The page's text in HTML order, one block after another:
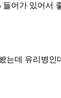
들어가 있어서
는데 유리병인